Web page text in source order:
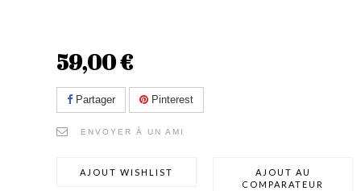
59,00 €
Partager Pinterest
ENVOYER À UN AMI
AJOUT WISHLIST
AJOUT AU
COMPARATEUR